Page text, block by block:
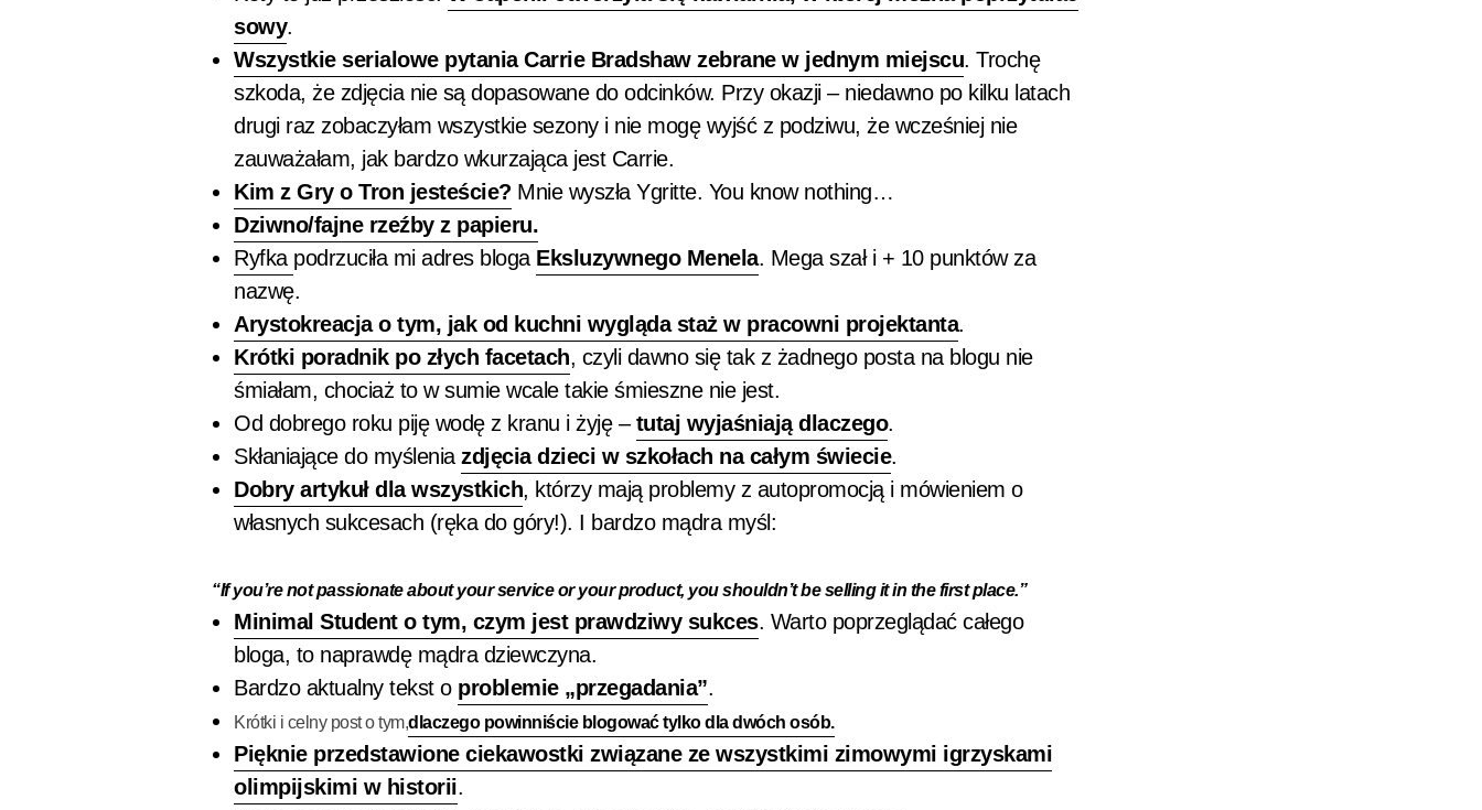
sowy.
Wszystkie serialowe pytania Carrie Bradshaw zebrane w jednym miejscu. Trochę
szkoda, że zdjęcia nie są dopasowane do odcinków. Przy okazji – niedawno po kilku latach
drugi raz zobaczyłam wszystkie sezony i nie mogę wyjść z podziwu, że wcześniej nie
zauważałam, jak bardzo wkurzająca jest Carrie.
Kim z Gry o Tron jesteście? Mnie wyszła Ygritte. You know nothing…
Dziwno/fajne rzeźby z papieru.
Ryfka podrzuciła mi adres bloga Eksluzywnego Menela. Mega szał i + 10 punktów za
nazwę.
Arystokreacja o tym, jak od kuchni wygląda staż w pracowni projektanta.
Krótki poradnik po złych facetach, czyli dawno się tak z żadnego posta na blogu nie
śmiałam, chociaż to w sumie wcale takie śmieszne nie jest.
Od dobrego roku piję wodę z kranu i żyję –tutaj wyjaśniają dlaczego.
Skłaniające do myślenia zdjęcia dzieci w szkołach na całym świecie.
Dobry artykuł dla wszystkich, którzy mają problemy z autopromocją i mówieniem o
własnych sukcesach (ręka do góry!). I bardzo mądra myśl:
“If you’re not passionate about your service or your product, you shouldn’t be selling it in the first place.”
Minimal Student o tym, czym jest prawdziwy sukces. Warto poprzeglądać całego
bloga, to naprawdę mądra dziewczyna.
Bardzo aktualny tekst o problemie „przegadania”.
Krótki i celny post o tym,dlaczego powinniście blogować tylko dla dwóch osób.
Pięknie przedstawione ciekawostki związane ze wszystkimi zimowymi igrzyskami
olimpijskimi w historii.